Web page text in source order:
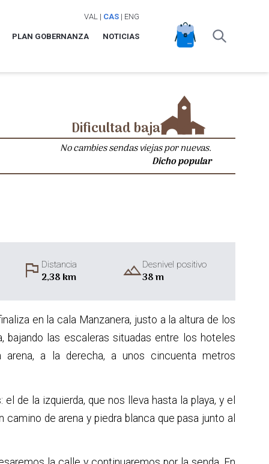
VAL | CAS| ENG
PLAN GOBERNANZA NOTICIAS
Dificultad baja
No cambies sendas viejas por nuevas.
Dicho popular
flag Distancia
2,38 km landscapeDesnivel positivo
38 m
en la cala Manzanera, justo a la altura de los
bajando las escaleras situadas entre los hoteles
a la derecha, a unos cincuenta metros
de la izquierda, que nos lleva hasta la playa, y el
de arena y piedra blanca que pasa junto al